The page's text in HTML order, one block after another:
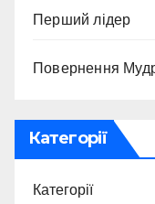
Перший лідер
Повернення
Категорії
Категорії